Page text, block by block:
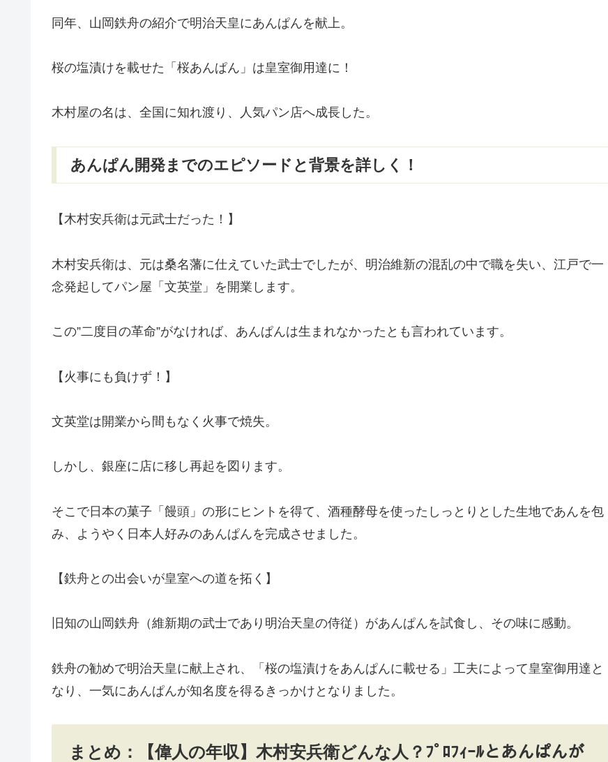
同年、山岡鉄舟の紹介で明治天皇にあんぱんを献上。
桜の塩漬けを載せた「桜あんぱん」は皇室御用達に！
木村屋の名は、全国に知れ渡り、人気パン店へ成長した。
あんぱん開発までのエピソードと背景を詳しく！
【木村安兵衛は元武士だった！】
木村安兵衛は、元は桑名藩に仕えていた武士でしたが、明治維新の混乱の中で職を失い、江戸で一
念発起してパン屋「文英堂」を開業します。
この”二度目の革命”がなければ、あんぱんは生まれなかったとも言われています。
【火事にも負けず！】
文英堂は開業から間もなく火事で焼失。
しかし、銀座に店に移し再起を図ります。
そこで日本の菓子「饅頭」の形にヒントを得て、酒種酵母を使ったしっとりとした生地であんを包
み、ようやく日本人好みのあんぱんを完成させました。
【鉄舟との出会いが皇室への道を拓く】
旧知の山岡鉄舟（維新期の武士であり明治天皇の侍従）があんぱんを試食し、その味に感動。
鉄舟の勧めで明治天皇に献上され、「桜の塩漬けをあんぱんに載せる」工夫によって皇室御用達と
なり、一気にあんぱんが知名度を得るきっかけとなりました。
まとめ：【偉人の年収】木村安兵衛どんな人？ﾌﾟﾛﾌｨｰﾙとあんぱんが